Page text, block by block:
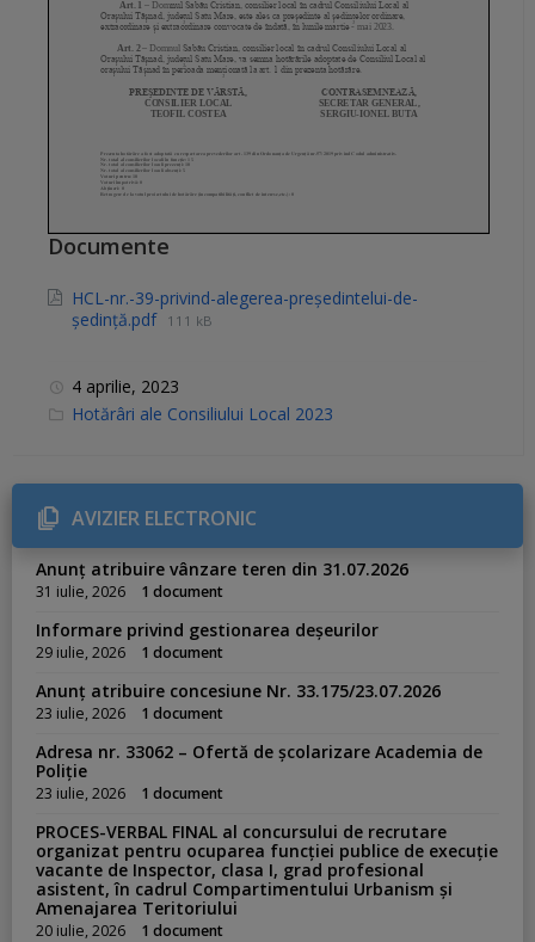
Documente
HCL-nr.-39-privind-alegerea-președintelui-de-
ședință.pdf 111 kB
4 aprilie, 2023
C
r
i
e
s
Hotărâri ale Consiliului Local 2023
AVIZIER ELECTRONIC
Anunț atribuire vânzare teren din 31.07.2026
31 iulie, 2026 1 document
Informare privind gestionarea deșeurilor
29 iulie, 2026 1 document
Anunț atribuire concesiune Nr. 33.175/23.07.2026
23 iulie, 2026 1 document
Adresa nr. 33062 – Ofertă de școlarizare Academia de
Poliție
23 iulie, 2026 1 document
PROCES-VERBAL FINAL al concursului de recrutare
organizat pentru ocuparea funcției publice de execuție
vacante de Inspector, clasa I, grad profesional
asistent, în cadrul Compartimentului Urbanism și
Amenajarea Teritoriului
20 iulie, 2026 1 document